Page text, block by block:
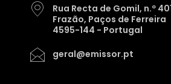
Rua Recta de Gomil, n.º
Frazão, Paços de Ferreira
4595-144 - Portugal
geral@emissor.pt